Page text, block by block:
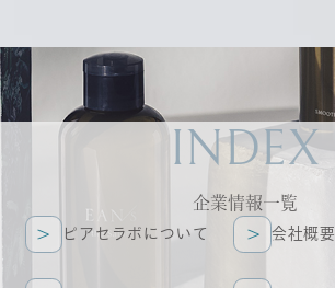
INDEX
企業情報一覧
ピアセラボについて
ピアセラボについて
会社概要
会社概要